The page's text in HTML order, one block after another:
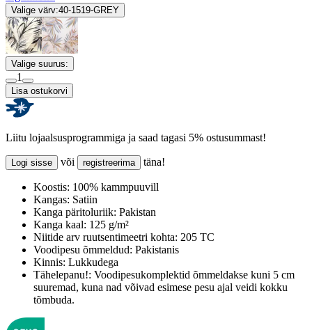
Valige värv:40-1519-GREY
Valige suurus:
1
Lisa ostukorvi
Liitu lojaalsusprogrammiga ja saad tagasi 5% ostusummast!
Logi sisse või registreerima täna!
Koostis: 100% kammpuuvill
Kangas: Satiin
Kanga päritoluriik: Pakistan
Kanga kaal: 125 g/m²
Niitide arv ruutsentimeetri kohta: 205 TC
Voodipesu õmmeldud: Pakistanis
Kinnis: Lukkudega
Tähelepanu!: Voodipesukomplektid õmmeldakse kuni 5 cm
suuremad, kuna nad võivad esimese pesu ajal veidi kokku
tõmbuda.